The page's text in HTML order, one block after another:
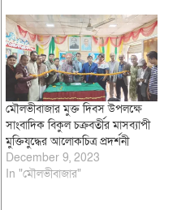
মৌলভীবাজার মুক্ত দিবস উপলক্ষে
সাংবাদিক বিকুল চক্রবর্তীর মাসব্যাপী
মুক্তিযুদ্ধের আলোকচিত্র প্রদর্শনী
December 9, 2023
In "মৌলভীবাজার"